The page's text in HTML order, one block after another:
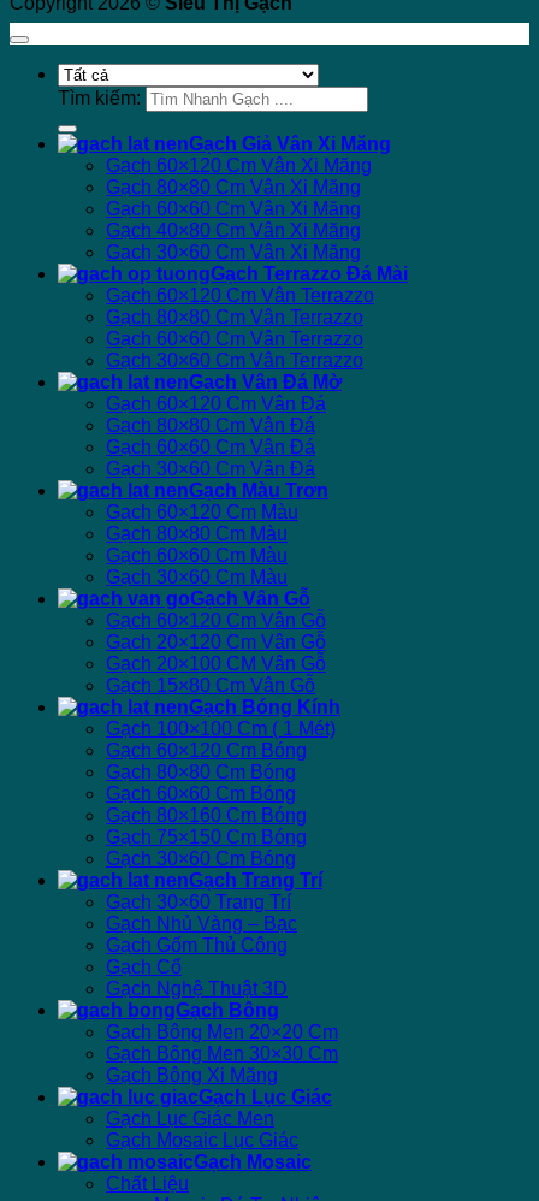
Tìm kiếm:
Gạch Giả Vân Xi Măng
Gạch 60×120 Cm Vân Xi Măng
Gạch 80×80 Cm Vân Xi Măng
Gạch 60×60 Cm Vân Xi Măng
Gạch 40×80 Cm Vân Xi Măng
Gạch 30×60 Cm Vân Xi Măng
Gạch Terrazzo Đá Mài
Gạch 60×120 Cm Vân Terrazzo
Gạch 80×80 Cm Vân Terrazzo
Gạch 60×60 Cm Vân Terrazzo
Gạch 30×60 Cm Vân Terrazzo
Gạch Vân Đá Mờ
Gạch 60×120 Cm Vân Đá
Gạch 80×80 Cm Vân Đá
Gạch 60×60 Cm Vân Đá
Gạch 30×60 Cm Vân Đá
Gạch Màu Trơn
Gạch 60×120 Cm Màu
Gạch 80×80 Cm Màu
Gạch 60×60 Cm Màu
Gạch 30×60 Cm Màu
Gạch Vân Gỗ
Gạch 60×120 Cm Vân Gỗ
Gạch 20×120 Cm Vân Gỗ
Gạch 20×100 CM Vân Gỗ
Gạch 15×80 Cm Vân Gỗ
Gạch Bóng Kính
Gạch 100×100 Cm ( 1 Mét)
Gạch 60×120 Cm Bóng
Gạch 80×80 Cm Bóng
Gạch 60×60 Cm Bóng
Gạch 80×160 Cm Bóng
Gạch 75×150 Cm Bóng
Gạch 30×60 Cm Bóng
Gạch Trang Trí
Gạch 30×60 Trang Trí
Gạch Nhủ Vàng – Bạc
Gạch Gốm Thủ Công
Gạch Cổ
Gạch Nghệ Thuật 3D
Gạch Bông
Gạch Bông Men 20×20 Cm
Gạch Bông Men 30×30 Cm
Gạch Bông Xi Măng
Gạch Lục Giác
Gạch Lục Giác Men
Gạch Mosaic Lục Giác
Gạch Mosaic
Chất Liệu